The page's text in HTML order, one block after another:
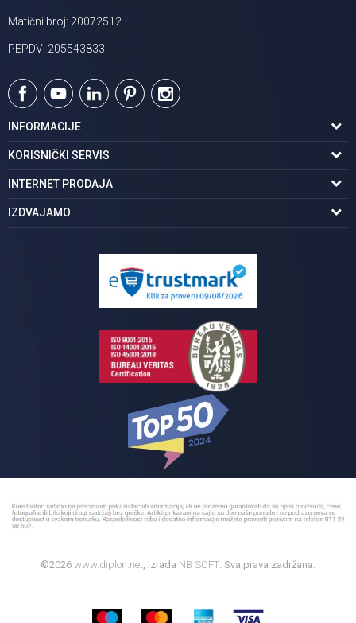
Matični broj: 20072512
PEPDV: 205543833
INFORMACIJE
O nama
Podaci o trgovcu
Karijera | postani deo tima
KORISNIČKI SERVIS
Uslovi korišćenja
Politika privatnosti
INTERNET PRODAJA
Kako kupiti
IZDVAJAMO
Pločice za kupatilo
©2026 www.diplon.net , Izrada NB SOFT . Sva prava zadržana.